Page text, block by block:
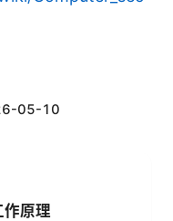
05-10
作原理